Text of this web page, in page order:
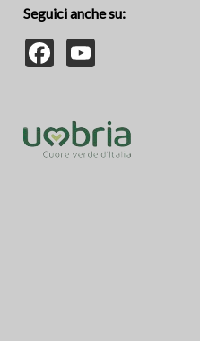
Seguici anche su:
Facebook